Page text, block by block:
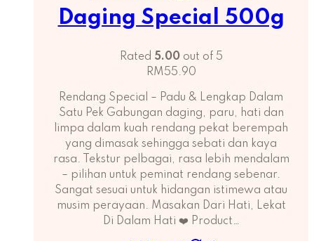
Daging Special 500g
Rated 5.00out of 5
RM55.90
Rendang Special – Padu & Lengkap Dalam
Satu Pek Gabungan daging, paru, hati dan
limpa dalam kuah rendang pekat berempah
yang dimasak sehingga sebati dan kaya
rasa. Tekstur pelbagai, rasa lebih mendalam
– pilihan untuk peminat rendang sebenar.
Sangat sesuai untuk hidangan istimewa atau
musim perayaan. Masakan Dari Hati, Lekat
Di Dalam Hati ❤️ Product…